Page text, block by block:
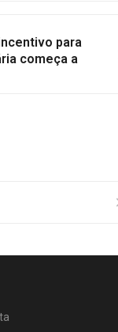
para
começa a